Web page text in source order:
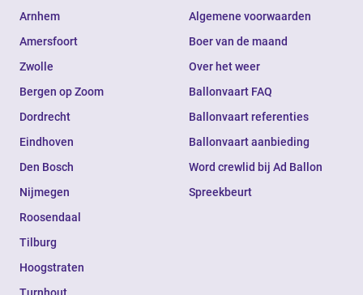
Arnhem
Amersfoort
Zwolle
Bergen op Zoom
Dordrecht
Eindhoven
Den Bosch
Nijmegen
Roosendaal
Tilburg
Hoogstraten
Algemene voorwaarden
Boer van de maand
Over het weer
Ballonvaart FAQ
Ballonvaart referenties
Ballonvaart aanbieding
Word crewlid bij Ad Ballon
Spreekbeurt